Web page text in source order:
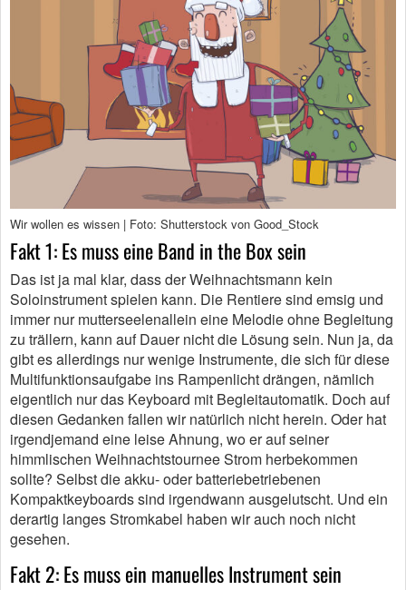
Wir wollen es wissen | Foto: Shutterstock von Good_Stock
Fakt 1: Es muss eine Band in the Box sein
Das ist ja mal klar, dass der Weihnachtsmann kein
Soloinstrument spielen kann. Die Rentiere sind emsig und
immer nur mutterseelenallein eine Melodie ohne Begleitung
zu trällern, kann auf Dauer nicht die Lösung sein. Nun ja, da
gibt es allerdings nur wenige Instrumente, die sich für diese
Multifunktionsaufgabe ins Rampenlicht drängen, nämlich
eigentlich nur das Keyboard mit Begleitautomatik. Doch auf
diesen Gedanken fallen wir natürlich nicht herein. Oder hat
irgendjemand eine leise Ahnung, wo er auf seiner
himmlischen Weihnachtstournee Strom herbekommen
sollte? Selbst die akku- oder batteriebetriebenen
Kompaktkeyboards sind irgendwann ausgelutscht. Und ein
derartig langes Stromkabel haben wir auch noch nicht
gesehen.
Fakt 2: Es muss ein manuelles Instrument sein